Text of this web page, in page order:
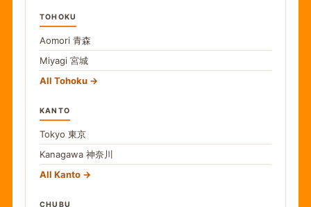
TOHOKU
Aomori 青森
Miyagi 宮城
All Tohoku
KANTO
Tokyo 東京
Kanagawa 神奈川
All Kanto
CHUBU